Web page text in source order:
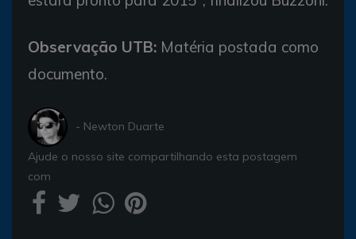
Observação UTB: Matéria postada como
documento.
- Newton Duarte
Ajude o nosso site compartilhando esta postagem
com